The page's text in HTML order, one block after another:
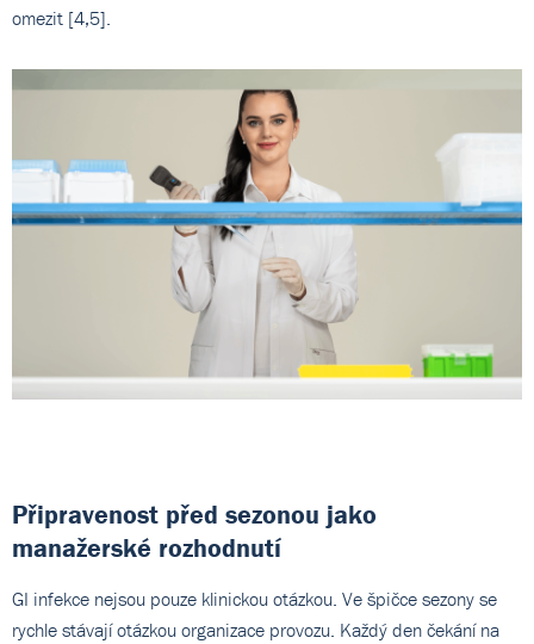
omezit [4,5].
Připravenost před sezonou jako
manažerské rozhodnutí
GI infekce nejsou pouze klinickou otázkou. Ve špičce sezony se
rychle stávají otázkou organizace provozu. Každý den čekání na